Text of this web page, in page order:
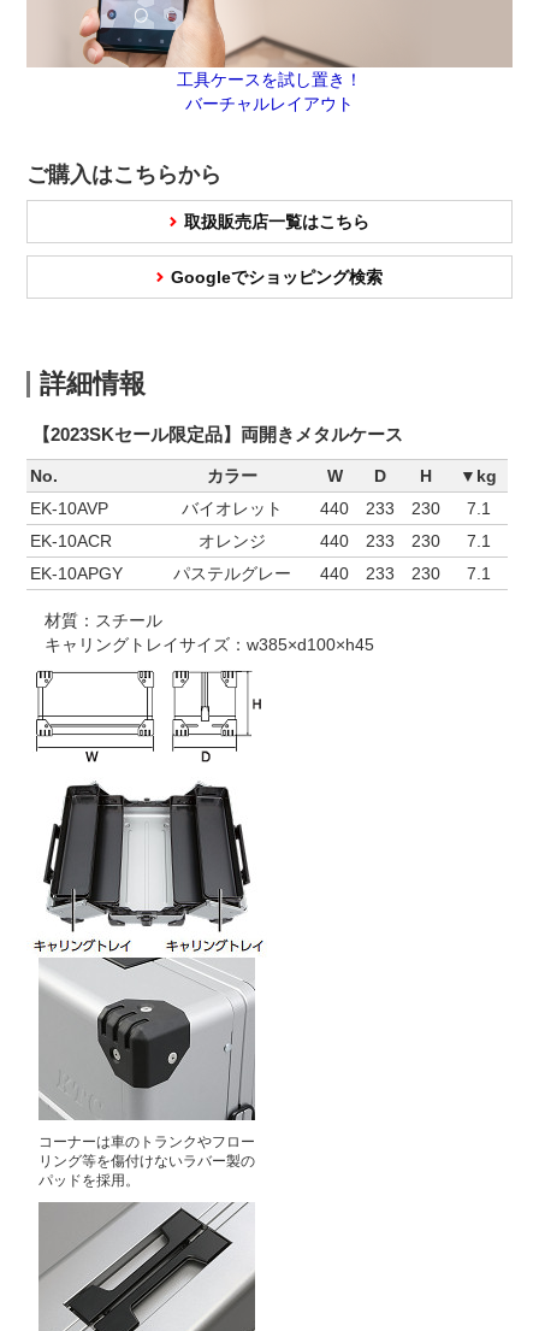
工具ケースを試し置き！
バーチャルレイアウト
ご購入はこちらから
取扱販売店一覧はこちら
Googleでショッピング検索
詳細情報
【2023SKセール限定品】両開きメタルケース
No. カラー W D H
▼kg
EK-10AVP
バイオレット 440 233 230
7.1
EK-10ACR
オレンジ 440 233 230
7.1
EK-10APGY
パステルグレー 440 233 230 7.1
材質：スチール
キャリングトレイサイズ：w385×d100×h45
コーナーは車のトランクやフロー
リング等を傷付けないラバー製の
パッドを採用。